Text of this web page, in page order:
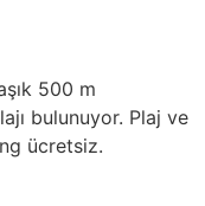
500 m
bulunuyor. Plaj ve
ücretsiz.